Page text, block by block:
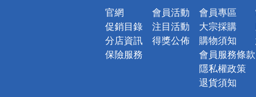
官網
促銷目錄
分店資訊
保險服務
會員活動
注目活動
得獎公佈
會員專區
大宗採購
購物須知
會員服務條款
隱私權政策
退貨須知